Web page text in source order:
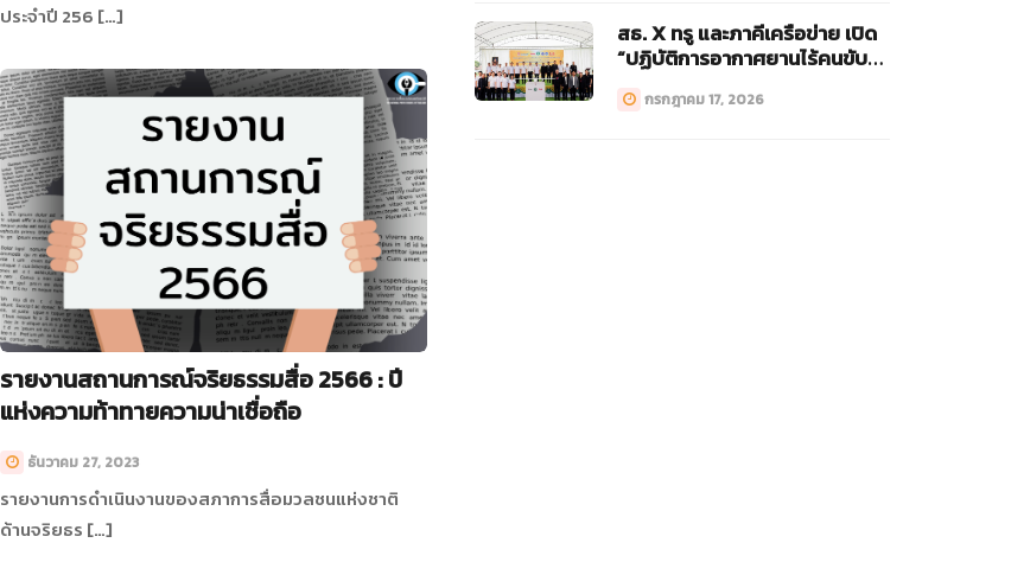
ประจำปี 256 […]
รายงานสถานการณ์จริยธรรมสื่อ 2566 : ปี
แห่งความท้าทายความน่าเชื่อถือ
ธันวาคม 27, 2023
รายงานการดำเนินงานของสภาการสื่อมวลชนแห่งชาติ
ด้านจริยธร […]
สธ. X ทรู และภาคีเครือข่าย เปิด
“ปฏิบัติการอากาศยานไร้คนขับ
กรกฎาคม 17, 2026